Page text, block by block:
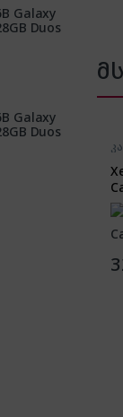
Galaxy
Duos
Galaxy
Duos